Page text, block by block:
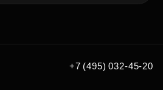
+7 (495) 032-45-20